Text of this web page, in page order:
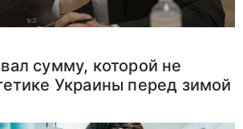
сумму, которой не
Украины перед зимой